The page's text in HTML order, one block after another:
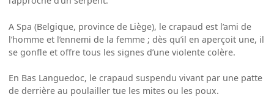
A Spa (Belgique, province de Liège), le crapaud est l’ami de
l’homme et l’ennemi de la femme ; dès qu’il en aperçoit une, il
se gonfle et offre tous les signes d’une violente colère.
En Bas Languedoc, le crapaud suspendu vivant par une patte
de derrière au poulailler tue les mites ou les poux.